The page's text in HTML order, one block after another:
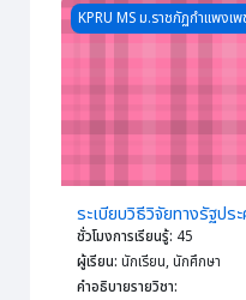
Course image ระเบียบ
KPRU MS ม.ราชภัฏกำแพงเ
ระเบียบวิธีวิจัยทางรัฐปร
ชั่วโมงการเรียนรู้: 45
ผู้เรียน: นักเรียน, นักศึกษา
คำอธิบายรายวิชา: